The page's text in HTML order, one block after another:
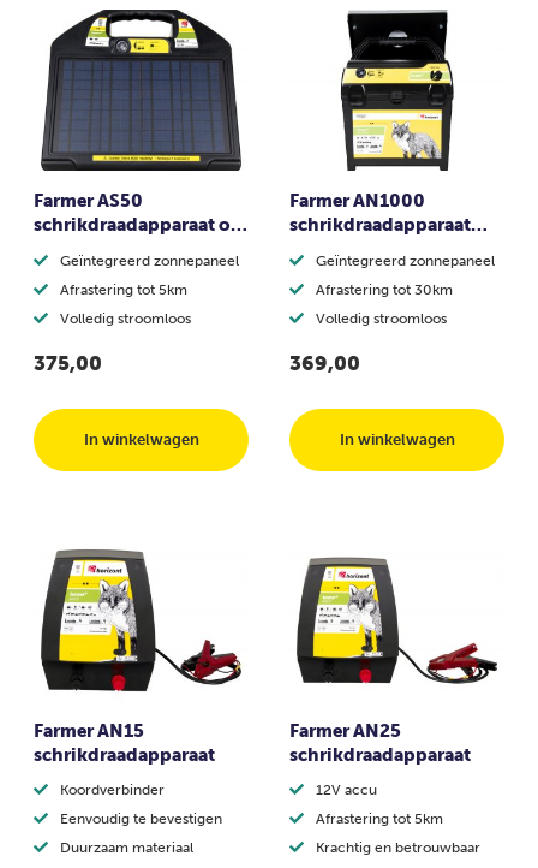
Farmer AS50
schrikdraadapparaat op
Geïntegreerd zonnepaneel
Afrastering tot 5km
Volledig stroomloos
375,00
In winkelwagen
Farmer AN1000
schrikdraadapparaat
Geïntegreerd zonnepaneel
Afrastering tot 30km
Volledig stroomloos
369,00
In winkelwagen
Farmer AN15
schrikdraadapparaat
Koordverbinder
Eenvoudig te bevestigen
Duurzaam materiaal
Farmer AN25
schrikdraadapparaat
12V accu
Afrastering tot 5km
Krachtig en betrouwbaar